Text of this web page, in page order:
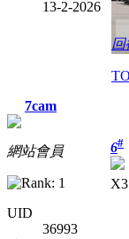
13-2-2026
回
7cam
網站會員
UID
36993
6#
X3